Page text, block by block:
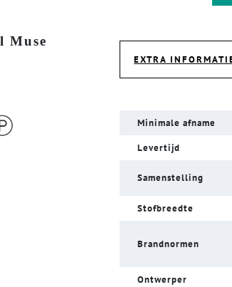
Muse
EXTRA
Minimale afname
Levertijd
Samenstelling
Stofbreedte
Brandnormen
Ontwerper